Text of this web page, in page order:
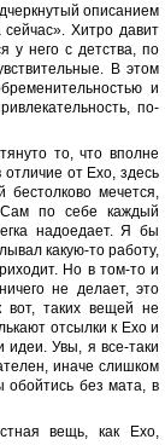
описанием
Хитро давит
у него с детства, по
В этом
и
по-
то, что вполне
от Ехо, здесь
мечется,
Сам по себе каждый
надоедает. Я бы
какую-то работу,
Но в том-то и
не делает, это
таких вещей не
отсылки к Ехо и
идеи. Увы, я все-таки
иначе слишком
без мата, в
вещь, как Ехо,